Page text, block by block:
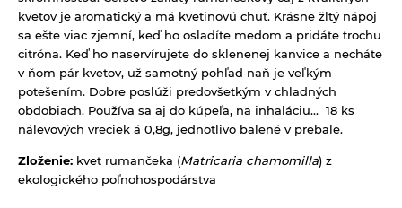
Zmesi korenia
Nátierky
Omáčky
Cidre
Energetické prírodné nápoje
Kombuchy Mana Roots
Limonády a shoty mellos
Limonády Mana Roots
Oleje
Mäsové výrobky
Octy
Prírodná kozmetika
Balzamy na pery
Prírodné certifikované mydlá
Dezerty
Pudingy
Pufované a extrudované výrobky
Sirupy
Sirupy bez pridaného cukru
Sladidlá a včelie produkty
kvetov je aromatický a má kvetinovú chuť. Krásne žltý nápoj
sa ešte viac zjemní, keď ho osladíte medom a pridáte trochu
citróna. Keď ho naservírujete do sklenenej kanvice a necháte
v ňom pár kvetov, už samotný pohľad naň je veľkým
potešením. Dobre poslúži predovšetkým v chladných
obdobiach. Používa sa aj do kúpeľa, na inhaláciu... 18 ks
nálevových vreciek á 0,8g, jednotlivo balené v prebale.
Zloženie: kvet rumančeka (Matricaria chamomilla) z
ekologického poľnohospodárstva